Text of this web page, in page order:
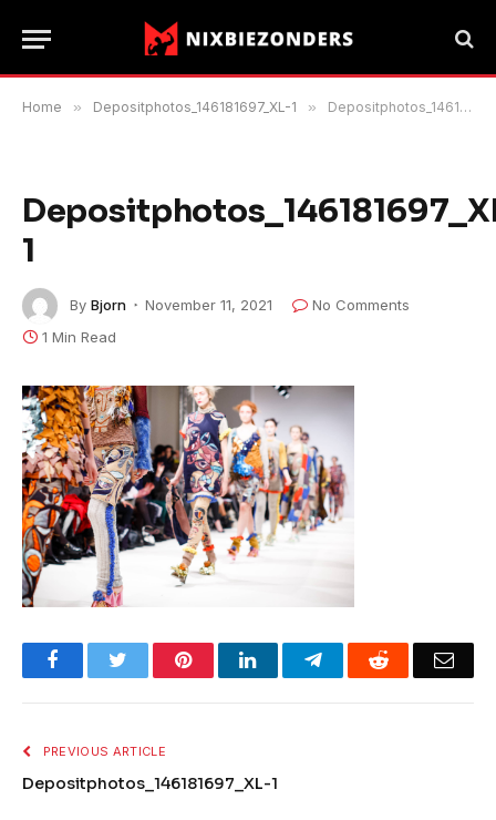
Home » Depositphotos_146181697_XL-1 » Depositphotos_146181697_XL-1
1
By Bjorn November 11, 2021
No Comments
1 Min Read
FacebookTwitter PinterestLinkedInTelegramReddit
PREVIOUS ARTICLE
Depositphotos_146181697_XL-1